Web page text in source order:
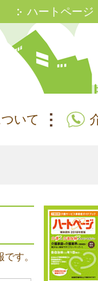
ハートページ
いて
す。